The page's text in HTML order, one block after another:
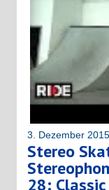
3. Dezember
Stereo
28: Classic